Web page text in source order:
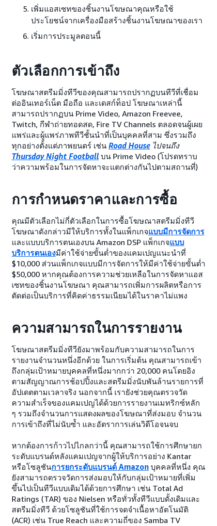
เพิ่มแอสเซทของชิ้นงานโฆษณาคุณหรือใช้
ประโยชน์จากเครื่องมือสร้างชิ้นงานโฆษณาของเรา
เริ่มการประมูลตอนนี้
ตัวเลือกการเข้าถึง
โฆษณาสตรีมมิ่งทีวีของคุณสามารถปรากฏบนทีวีที่เชื่อม
ต่ออินเทอร์เน็ต มือถือ และเดสก์ท็อป โฆษณาเหล่านี้
สามารถปรากฏบน Prime Video, Amazon Freevee,
Twitch, กีฬาถ่ายทอดสด, Fire TV Channels ตลอดจนผู้เผย
แพร่และผู้แพร่ภาพทีวีชั้นนำที่เป็นบุคคลที่สาม ซึ่งรวมถึง
ทุกอย่างตั้งแต่ภาพยนตร์ เช่น Road House ไปจนถึง
Thursday Night Football บน Prime Video (โปรดทราบ
ว่าความพร้อมในการจัดหาจะแตกต่างกันไปตามสถานที่)
การกำหนดราคาและการซื้อ
คุณมีตัวเลือกไม่กี่ตัวเลือกในการซื้อโฆษณาสตรีมมิ่งทีวี
โฆษณาดังกล่าวมีให้บริการทั้งในแพ็กเกจแบบมีการจัดการ
และแบบบริการตนเองบน Amazon DSP แพ็กเกจแบบ
บริการตนเองมีค่าใช้จ่ายขั้นต่ำของแคมเปญแนะนำที่
$10,000 ส่วนแพ็กเกจแบบมีการจัดการให้มีค่าใช้จ่ายขั้นต่ำ
$50,000 หากคุณต้องการความช่วยเหลือในการจัดหาแอส
เซทของชิ้นงานโฆษณา คุณสามารถเพิ่มการผลิตหรือการ
ตัดต่อเป็นบริการที่คิดค่าธรรมเนียมได้ในราคาไม่แพง
ความสามารถในการรายงาน
โฆษณาสตรีมมิ่งทีวียังมาพร้อมกับความสามารถในการ
รายงานจำนวนหนึ่งอีกด้วย ในการเริ่มต้น คุณสามารถเข้า
ถึงกลุ่มเป้าหมายบุคคลที่หนึ่งมากกว่า 20,000 คนโดยอิง
ตามสัญญาณการช้อปปิ้งและสตรีมมิ่งนับพันล้านรายการที่
อัปเดตตามเวลาจริง นอกจากนี้ เรายังช่วยคุณตรวจวัด
ความสำเร็จของแคมเปญได้ด้วยการรายงานเมทริกซ์หลัก
ๆ รวมถึงจำนวนการแสดงผลของโฆษณาที่ส่งมอบ จำนวน
การเข้าถึงที่ไม่นับซ้ำ และอัตราการเล่นวิดีโอจนจบ
หากต้องการก้าวไปไกลกว่านี้ คุณสามารถใช้การศึกษายก
ระดับแบรนด์หลังแคมเปญจากผู้ให้บริการอย่าง Kantar
หรือโซลูชันการยกระดับแบรนด์ Amazon บุคคลที่หนึ่ง คุณ
ยังสามารถตรวจวัดการส่งมอบให้กับกลุ่มเป้าหมายที่เพิ่ม
ขึ้นไปเป็นทีวีแบบเดิมได้ด้วยการศึกษา เช่น Total Ad
Ratings (TAR) ของ Nielsen หรือทั่วทั้งทีวีแบบดั้งเดิมและ
สตรีมมิ่งทีวี ด้วยโซลูชันที่ใช้การจดจำเนื้อหาอัตโนมัติ
(ACR) เช่น True Reach และความถี่ของ Samba TV